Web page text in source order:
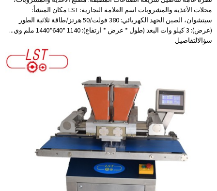
محلات الأغذية والمشروبات اسم العلامة التجارية: LST مكان المنشأ:
سيتشوان، الصين الجهد الكهربائي: 380 فولت/50 هرتز/طاقة ثلاثية الطور
(عرض): 3 كيلو وات البعد (طول * عرض * ارتفاع): 1140 *640*1440 ملم وي...
سؤالالتفاصيل